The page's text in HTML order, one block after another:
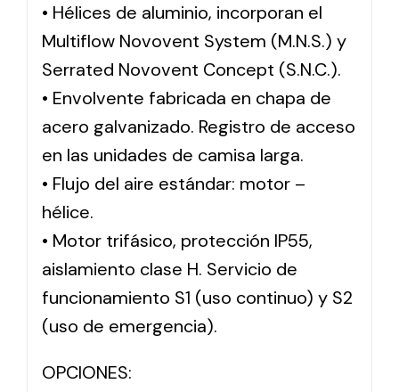
• Hélices de aluminio, incorporan el
Multiflow Novovent System (M.N.S.) y
Serrated Novovent Concept (S.N.C.).
• Envolvente fabricada en chapa de
acero galvanizado. Registro de acceso
en las unidades de camisa larga.
• Flujo del aire estándar: motor –
hélice.
• Motor trifásico, protección IP55,
aislamiento clase H. Servicio de
funcionamiento S1 (uso continuo) y S2
(uso de emergencia).
OPCIONES: